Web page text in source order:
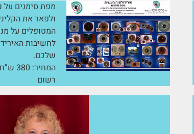
מפת סימנים על
ולפאר את
המטופלים על
לחשיבות
שלכם.
רשום